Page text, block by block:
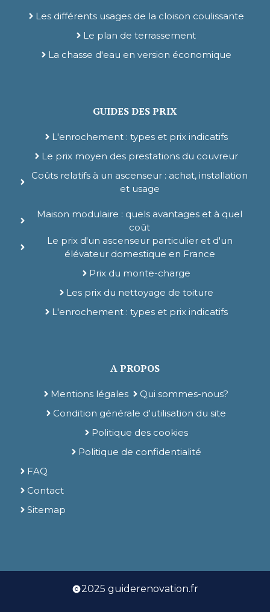
Les différents usages de la cloison coulissante
Le plan de terrassement
La chasse d'eau en version économique
GUIDES DES PRIX
L'enrochement : types et prix indicatifs
Le prix moyen des prestations du couvreur
Coûts relatifs à un ascenseur : achat, installation
et usage
Maison modulaire : quels avantages et à quel
coût
Le prix d'un ascenseur particulier et d'un
élévateur domestique en France
Prix du monte-charge
Les prix du nettoyage de toiture
L'enrochement : types et prix indicatifs
A PROPOS
Mentions légales
Qui sommes-nous?
Condition générale d'utilisation du site
Politique des cookies
Politique de confidentialité
FAQ
Contact
Sitemap
2025 guiderenovation.fr